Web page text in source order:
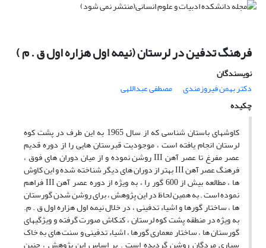
فرهنگ تدفین در لرستان (نیمه اول هزاره اول ق . م )
نویسندگان
دکتر بهمن فیروزمندی
مصطفی عبداللهی
چکیده
کاوشهای باستان شناسی که از سال 1965 به این طرف در پشت کوه
لرستان انجام یافته است ، موجودیت قبرستان هایی را از دوره قدیم
عصر مفرغ تا عصر آهن III روشن نموده و از میان دوران های فوق ،
فرهنگ عصر آهن III بهتر از دوران های دیگر شناخته شده و این کاوش
ها ، مطالعه بیش از 600 گور را ، به ویژه از دوره عصر آهن III فراهم
نموده است . به همین لحاظ در این پژوهش ، برای روشن شدن گورستان
ها ، ساختار گورها و اشیاء تدفینی ، در خلال نیمه اول هزاره اول ق . م.
به ویژه در منطقه پشت کوه لرستان ، کنکاش صورت گرفته و ویژگیهای
گورستان ها ، ساختار معماری گورها ، اشیاء تدفینی و سنت های به خاک